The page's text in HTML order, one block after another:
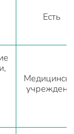
Есть